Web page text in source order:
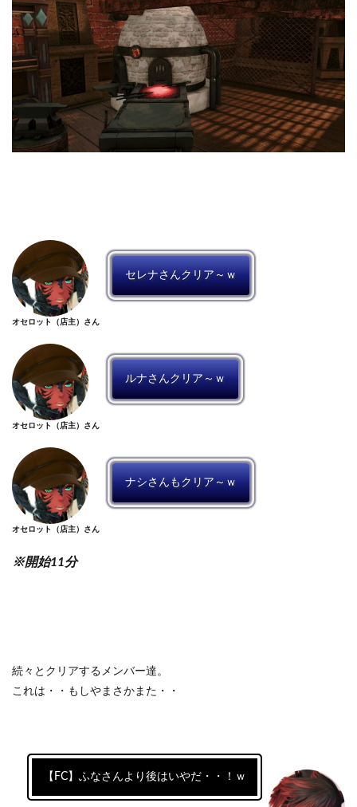
オセロット（店主）さん
セレナさんクリア～ｗ
オセロット（店主）さん
ルナさんクリア～ｗ
オセロット（店主）さん
ナシさんもクリア～ｗ
※開始11分
続々とクリアするメンバー達。
これは・・もしやまさかまた・・
【FC】ふなさんより後はいやだ・・！ｗ